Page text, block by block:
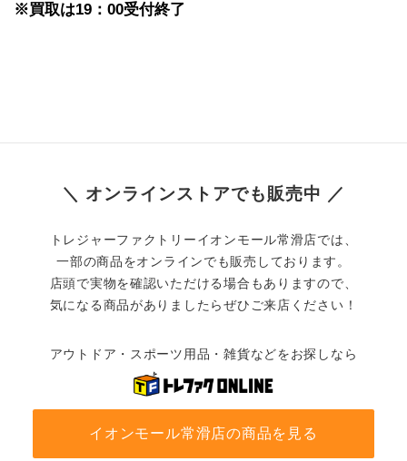
※買取は19：00受付終了
＼ オンラインストアでも販売中 ／
トレジャーファクトリーイオンモール常滑店では、
一部の商品をオンラインでも販売しております。
店頭で実物を確認いただける場合もありますので、
気になる商品がありましたらぜひご来店ください！
アウトドア・スポーツ用品・雑貨などをお探しなら
イオンモール常滑店の商品を見る